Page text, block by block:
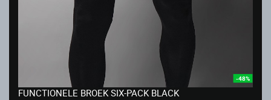
-48%
FUNCTIONELE BROEK SIX-PACK BLACK